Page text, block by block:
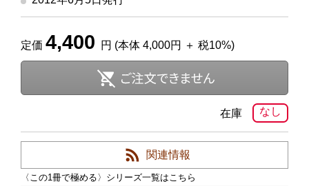
定価 4,400 円 (本体 4,000円 ＋ 税10%)
なし
在庫
関連情報
〈この1冊で極める〉シリーズ一覧はこちら